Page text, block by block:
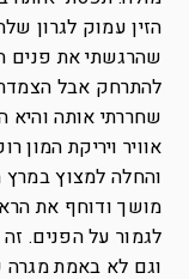
הזין עמוק לגרון
שהרגשתי את פנים
להתרחק אבל
שחררתי אותה והיא
אוויר ויריקת
והחלה למצוץ במרץ
מושך ודוחף את
לגמור על הפנים.
וגם לא באמת מגרה